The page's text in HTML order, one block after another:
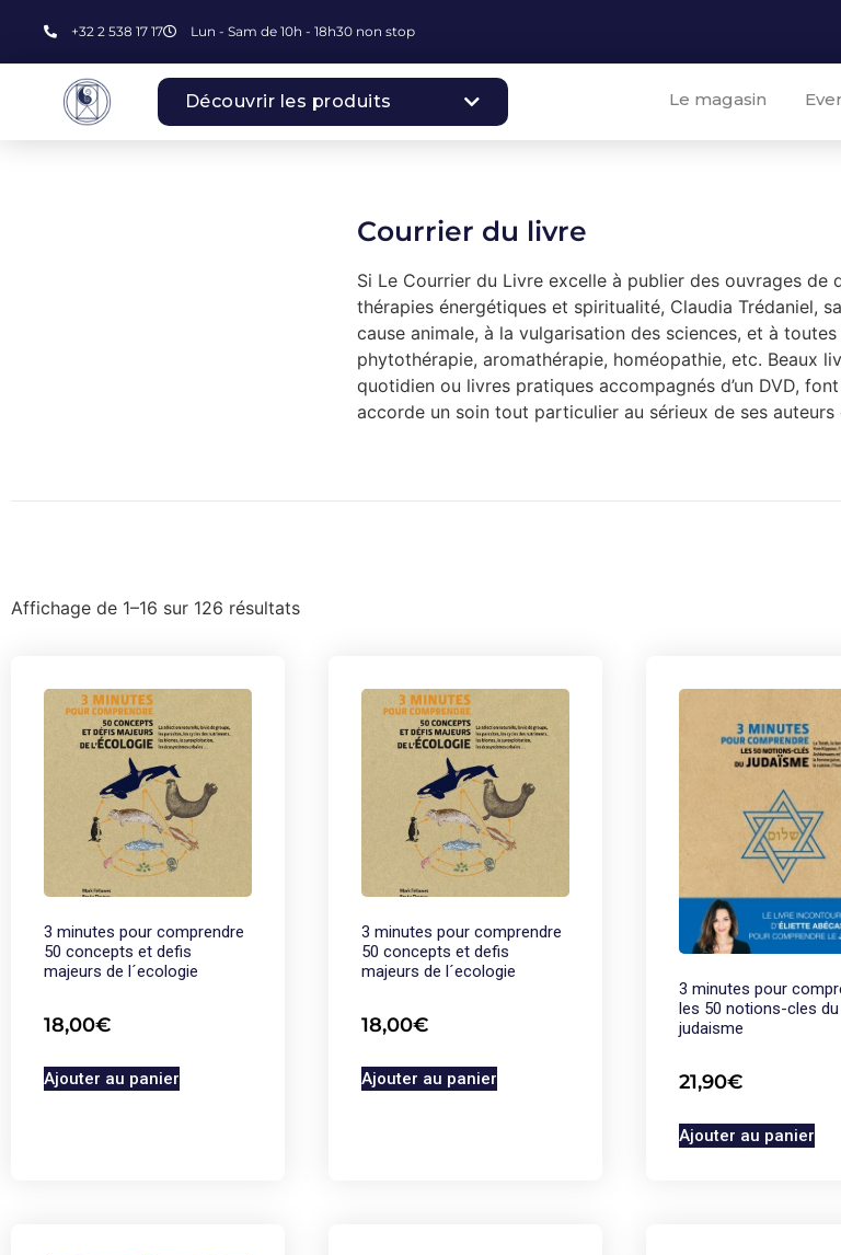
+32 2 538 17 17 Lun - Sam de 10h - 18h30 non stop
Découvrir les produits Le magasin
Courrier du livre
Si Le Courrier du Livre excelle à publier des ouvrages de
thérapies énergétiques et spiritualité, Claudia Trédaniel,
cause animale, à la vulgarisation des sciences, et à
phytothérapie, aromathérapie, homéopathie, etc. Beaux
quotidien ou livres pratiques accompagnés d’un DVD,
accorde un soin tout particulier au sérieux de ses auteurs
Affichage de 1–16 sur 126 résultats
3 minutes pour comprendre
50 concepts et defis
majeurs de l´ecologie
18,00€
Ajouter au panier
3 minutes pour comprendre
50 concepts et defis
majeurs de l´ecologie
18,00€
Ajouter au panier
3 minutes pour
les 50 notions-cles du
judaisme
21,90€
Ajouter au panier